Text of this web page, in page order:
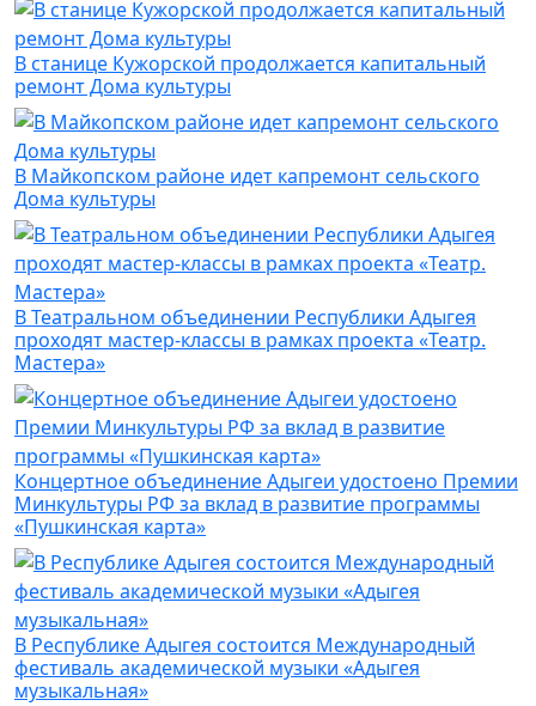
В станице Кужорской продолжается капитальный
ремонт Дома культуры
В Майкопском районе идет капремонт сельского
Дома культуры
В Театральном объединении Республики Адыгея
проходят мастер-классы в рамках проекта «Театр.
Мастера»
Концертное объединение Адыгеи удостоено Премии
Минкультуры РФ за вклад в развитие программы
«Пушкинская карта»
В Республике Адыгея состоится Международный
фестиваль академической музыки «Адыгея
музыкальная»